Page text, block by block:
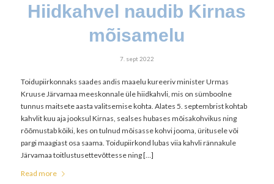
Hiidkahvel naudib Kirnas
mõisamelu
7. sept 2022
Toidupiirkonnaks saades andis maaelu kureeriv minister Urmas
Kruuse Järvamaa meeskonnale üle hiidkahvli, mis on sümboolne
tunnus maitsete aasta valitsemise kohta. Alates 5. septembrist kohtab
kahvlit kuu aja jooksul Kirnas, sealses hubases mõisakohvikus ning
rõõmustab kõiki, kes on tulnud mõisasse kohvi jooma, üritusele või
pargi maagiast osa saama. Toidupiirkond lubas viia kahvli rännakule
Järvamaa toitlustusettevõttesse ning […]
Read more